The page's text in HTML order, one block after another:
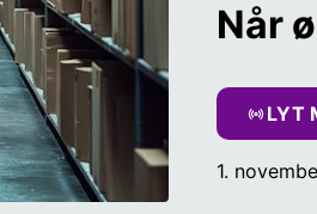
Når
LYT
1.